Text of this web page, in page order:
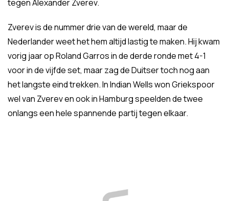
tegen Alexander Zverev.
Zverev is de nummer drie van de wereld, maar de
Nederlander weet het hem altijd lastig te maken. Hij kwam
vorig jaar op Roland Garros in de derde ronde met 4-1
voor in de vijfde set, maar zag de Duitser toch nog aan
het langste eind trekken. In Indian Wells won Griekspoor
wel van Zverev en ook in Hamburg speelden de twee
onlangs een hele spannende partij tegen elkaar.